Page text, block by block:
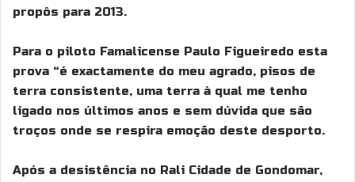
propôs para 2013.
Para o piloto Famalicense Paulo Figueiredo esta
prova “é exactamente do meu agrado, pisos de
terra consistente, uma terra à qual me tenho
ligado nos últimos anos e sem dúvida que são
troços onde se respira emoção deste desporto.
Após a desistência no Rali Cidade de Gondomar,